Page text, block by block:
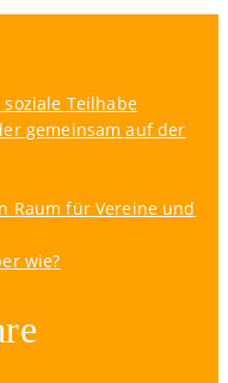
soziale Teilhabe
gemeinsam auf der
Raum für Vereine und
wie?